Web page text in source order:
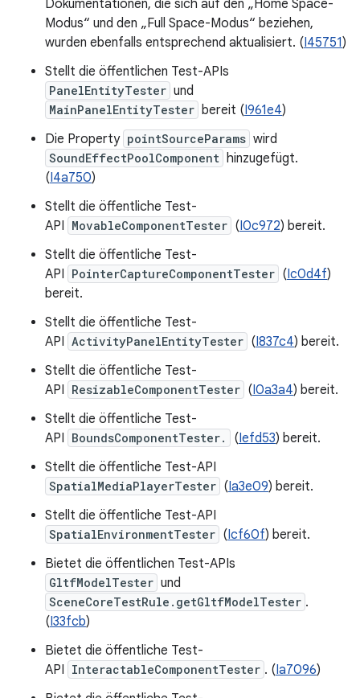
Dokumentationen, die sich auf den „Home Space-
Modus“ und den „Full Space-Modus“ beziehen,
wurden ebenfalls entsprechend aktualisiert. (I45751)
Stellt die öffentlichen Test-APIs
PanelEntityTester und
MainPanelEntityTester bereit (I961e4)
Die Property pointSourceParams wird
SoundEffectPoolComponent hinzugefügt.
(I4a750)
Stellt die öffentliche Test-
API MovableComponentTester (I0c972) bereit.
Stellt die öffentliche Test-
API PointerCaptureComponentTester (Ic0d4f)
bereit.
Stellt die öffentliche Test-
API ActivityPanelEntityTester (I837c4) bereit.
Stellt die öffentliche Test-
API ResizableComponentTester (I0a3a4) bereit.
Stellt die öffentliche Test-
API BoundsComponentTester. (Iefd53) bereit.
Stellt die öffentliche Test-API
SpatialMediaPlayerTester (Ia3e09) bereit.
Stellt die öffentliche Test-API
SpatialEnvironmentTester (Icf60f) bereit.
Bietet die öffentlichen Test-APIs
GltfModelTester und
SceneCoreTestRule.getGltfModelTester .
(I33fcb)
Bietet die öffentliche Test-
API InteractableComponentTester . (Ia7096)